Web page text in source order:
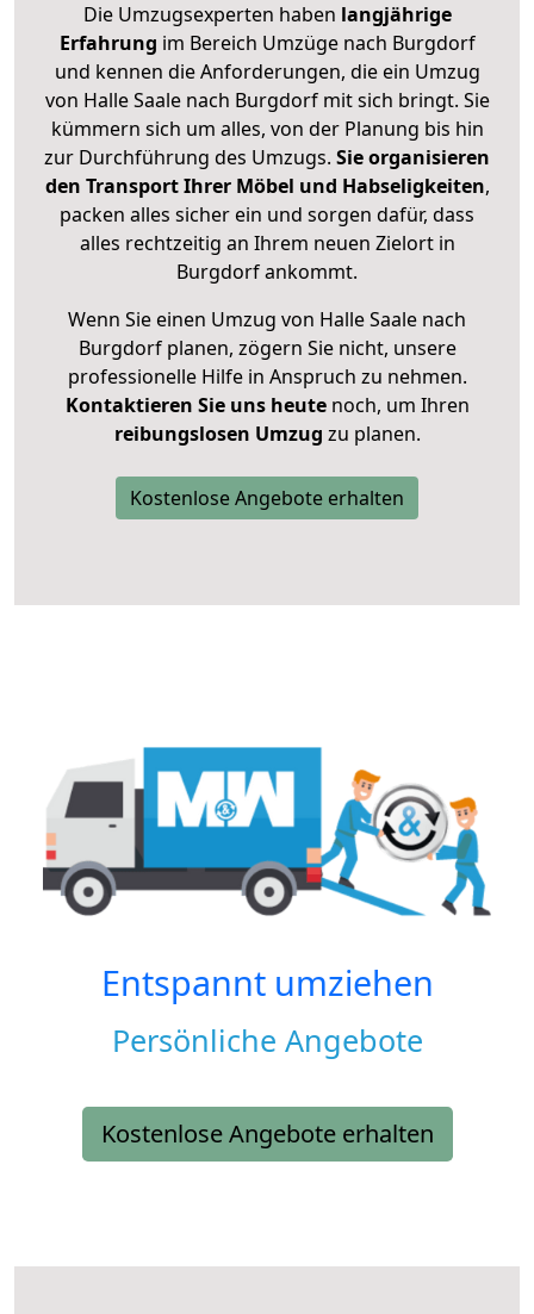
Die Umzugsexperten haben langjährige
Erfahrung im Bereich Umzüge nach Burgdorf
und kennen die Anforderungen, die ein Umzug
von Halle Saale nach Burgdorf mit sich bringt. Sie
kümmern sich um alles, von der Planung bis hin
zur Durchführung des Umzugs. Sie organisieren
den Transport Ihrer Möbel und Habseligkeiten,
packen alles sicher ein und sorgen dafür, dass
alles rechtzeitig an Ihrem neuen Zielort in
Burgdorf ankommt.
Wenn Sie einen Umzug von Halle Saale nach
Burgdorf planen, zögern Sie nicht, unsere
professionelle Hilfe in Anspruch zu nehmen.
Kontaktieren Sie uns heutenoch, um Ihren
reibungslosen Umzug zu planen.
Kostenlose Angebote erhalten
Entspannt umziehen
Persönliche Angebote
Kostenlose Angebote erhalten